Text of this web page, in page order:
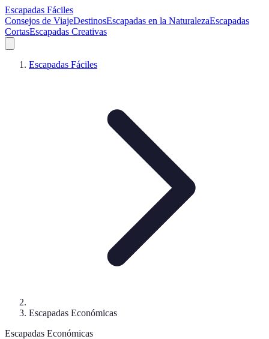
Escapadas Fáciles
Consejos de ViajeDestinosEscapadas en la NaturalezaEscapadas
CortasEscapadas Creativas
Escapadas Fáciles
Escapadas Económicas
Escapadas Económicas